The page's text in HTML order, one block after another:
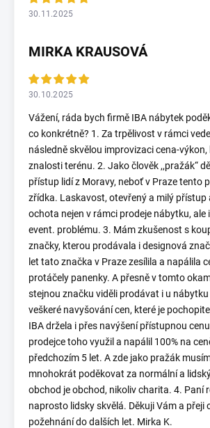
30.11.2025
MIRKA KRAUSOVÁ
30.10.2025
Vážení, ráda bych firmě IBA nábytek
co konkrétně? 1. Za trpělivost v rámci
následně skvělou improvizaci cena-
znalosti terénu. 2. Jako člověk ,,pražák“
přístup lidí z Moravy, neboť v Praze tento
zřídka. Laskavost, otevřený a milý přístup
ochota nejen v rámci prodeje nábytku, ale
event. problému. 3. Mám zkušenost s
značky, kterou prodávala i designová
let tato značka v Praze zesílila a napálila
protáčely panenky. A přesně v tomto
stejnou značku viděli prodávat i u nábytku
veškeré navyšování cen, které je
IBA držela i přes navýšení přístupnou
prodejce toho využil a napálil 100% na
předchozím 5 let. A zde jako pražák
mnohokrát poděkovat za normální a
obchod je obchod, nikoliv charita. 4. Paní
naprosto lidsky skvělá. Děkuji Vám a přeji
požehnání do dalších let. Mirka K.